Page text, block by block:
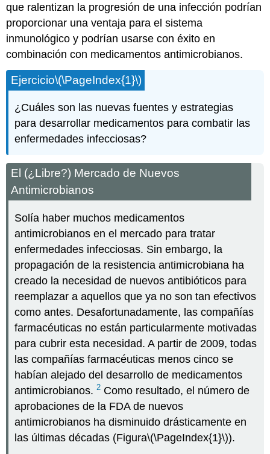
que ralentizan la progresión de una infección podrían
proporcionar una ventaja para el sistema
inmunológico y podrían usarse con éxito en
combinación con medicamentos antimicrobianos.
Ejercicio\(\PageIndex{1}\)
¿Cuáles son las nuevas fuentes y estrategias
para desarrollar medicamentos para combatir las
enfermedades infecciosas?
El (¿Libre?) Mercado de Nuevos
Antimicrobianos
Solía haber muchos medicamentos
antimicrobianos en el mercado para tratar
enfermedades infecciosas. Sin embargo, la
propagación de la resistencia antimicrobiana ha
creado la necesidad de nuevos antibióticos para
reemplazar a aquellos que ya no son tan efectivos
como antes. Desafortunadamente, las compañías
farmacéuticas no están particularmente motivadas
para cubrir esta necesidad. A partir de 2009, todas
las compañías farmacéuticas menos cinco se
habían alejado del desarrollo de medicamentos
antimicrobianos.2 Como resultado, el número de
aprobaciones de la FDA de nuevos
antimicrobianos ha disminuido drásticamente en
las últimas décadas (Figura\(\PageIndex{1}\)).